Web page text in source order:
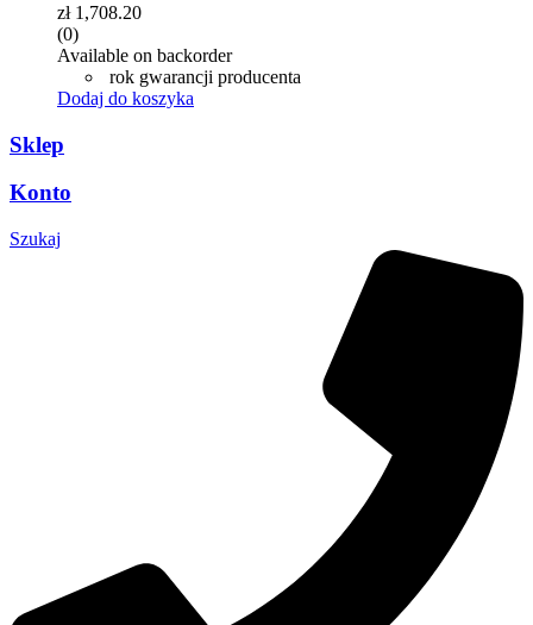
zł1,708.20
(0)
Available on backorder
rok gwarancji producenta
Dodaj do koszyka
Sklep
Konto
Szukaj